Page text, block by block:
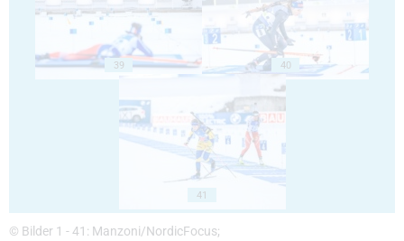
39 40
41
© Bilder 1 - 41: Manzoni/NordicFocus;